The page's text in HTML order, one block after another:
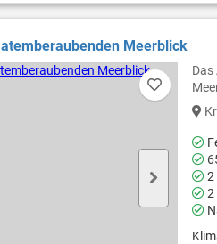
Meerblick
2
2